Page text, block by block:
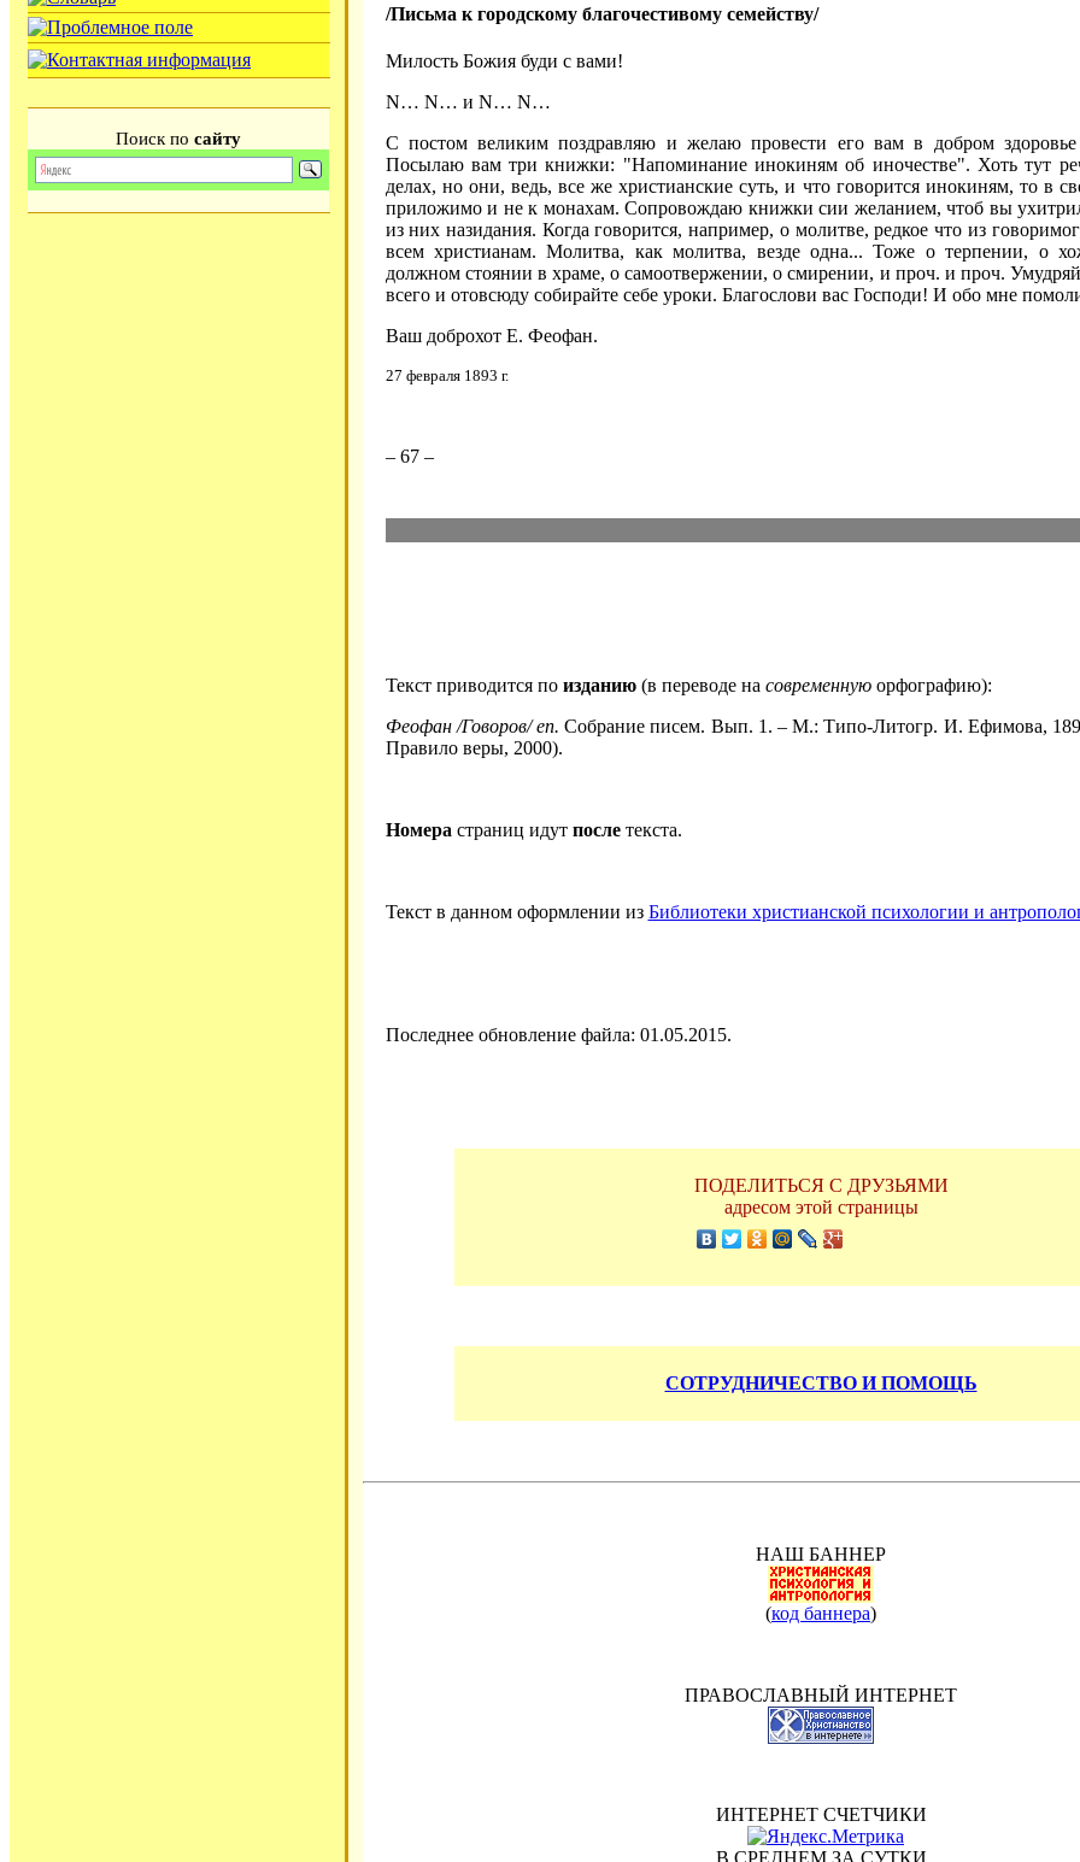
Поиск по сайту
/Письма к городскому благочестивому семейству/
Милость Божия буди с вами!
N… N… и N… N…
С постом великим поздравляю и желаю провести его вам в добром здоровье
Посылаю вам три книжки: "Напоминание инокиням об иночестве". Хоть тут
делах, но они, ведь, все же христианские суть, и что говорится инокиням, то в
приложимо и не к монахам. Сопровождаю книжки сии желанием, чтоб вы
из них назидания. Когда говорится, например, о молитве, редкое что из
всем христианам. Молитва, как молитва, везде одна... Тоже о терпении, о
должном стоянии в храме, о самоотвержении, о смирении, и проч. и проч.
всего и отовсюду собирайте себе уроки. Благослови вас Господи! И обо мне
Ваш доброхот Е. Феофан.
27 февраля 1893 г.
– 67 –
Текст приводится по изданию(в переводе на современнуюорфографию):
Феофан /Говоров/ еп. Собрание писем. Вып. 1. – М.: Типо-Литогр. И. Ефимова,
Правило веры, 2000).
Номера страниц идут послетекста.
Текст в данном оформлении из Библиотеки христианской психологии и
Последнее обновление файла: 01.05.2015.
ПОДЕЛИТЬСЯ С ДРУЗЬЯМИ
адресом этой страницы
СОТРУДНИЧЕСТВО И ПОМОЩЬ
НАШ БАННЕР
(код баннера)
ПРАВОСЛАВНЫЙ ИНТЕРНЕТ
ИНТЕРНЕТ СЧЕТЧИКИ
В СРЕДНЕМ ЗА СУТКИ